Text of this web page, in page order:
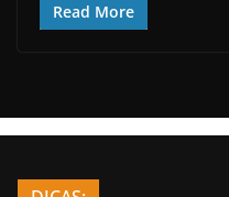
Read More